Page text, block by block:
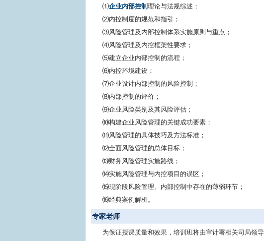
⑴企业内部控制理论与法规综述；
⑵内控制度的规范和指引；
⑶风险管理及内部控制体系实施原则与重点；
⑷风险管理及内控框架性要求；
⑸建立企业内部控制的流程；
⑹内控环境建设；
⑺企业设计内部控制的风险控制；
⑻内部控制的评价；
⑼企业风险类别及其风险评估；
⑽构建企业风险管理的关键成功要素；
⑾风险管理的具体技巧及方法标准；
⑿全面风险管理的总体目标；
⒀财务风险管理实施路线；
⒁实施风险管理与内控项目的误区；
⒂现阶段风险管理、内部控制中存在的薄弱环节；
⒃经典案例解析。
专家老师
为保证授课质量和效果，培训班将由审计署相关司局领